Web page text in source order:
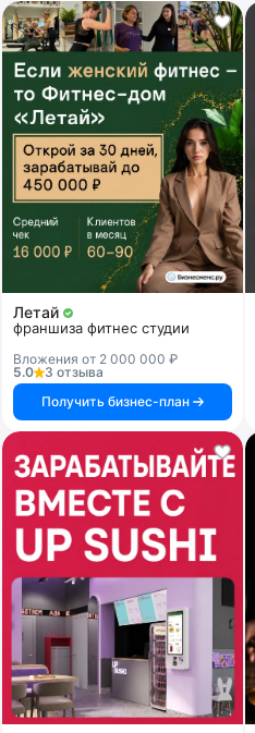
Летай
франшиза фитнес студии
Вложения от 2 000 000 ₽
5.0
3 отзыва
Получить бизнес-план